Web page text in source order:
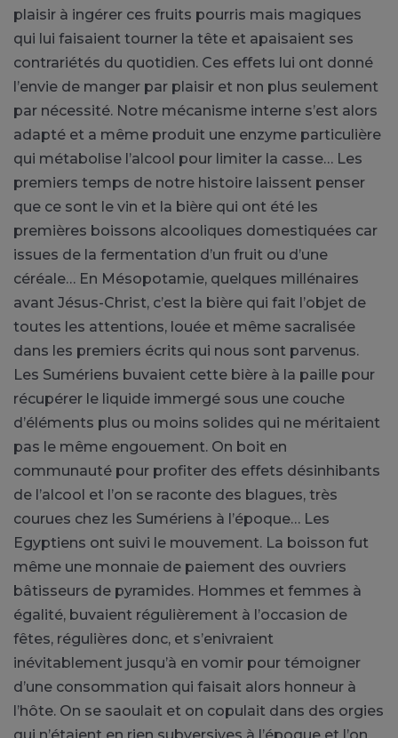
plaisir à ingérer ces fruits pourris mais magiques
qui lui faisaient tourner la tête et apaisaient ses
contrariétés du quotidien. Ces effets lui ont donné
l’envie de manger par plaisir et non plus seulement
par nécessité. Notre mécanisme interne s’est alors
adapté et a même produit une enzyme particulière
qui métabolise l’alcool pour limiter la casse… Les
premiers temps de notre histoire laissent penser
que ce sont le vin et la bière qui ont été les
premières boissons alcooliques domestiquées car
issues de la fermentation d’un fruit ou d’une
céréale… En Mésopotamie, quelques millénaires
avant Jésus-Christ, c’est la bière qui fait l’objet de
toutes les attentions, louée et même sacralisée
dans les premiers écrits qui nous sont parvenus.
Les Sumériens buvaient cette bière à la paille pour
récupérer le liquide immergé sous une couche
d’éléments plus ou moins solides qui ne méritaient
pas le même engouement. On boit en
communauté pour profiter des effets désinhibants
de l’alcool et l’on se raconte des blagues, très
courues chez les Sumériens à l’époque… Les
Egyptiens ont suivi le mouvement. La boisson fut
même une monnaie de paiement des ouvriers
bâtisseurs de pyramides. Hommes et femmes à
égalité, buvaient régulièrement à l’occasion de
fêtes, régulières donc, et s’enivraient
inévitablement jusqu’à en vomir pour témoigner
d’une consommation qui faisait alors honneur à
l’hôte. On se saoulait et on copulait dans des orgies
qui n’étaient en rien subversives à l’époque et l’on